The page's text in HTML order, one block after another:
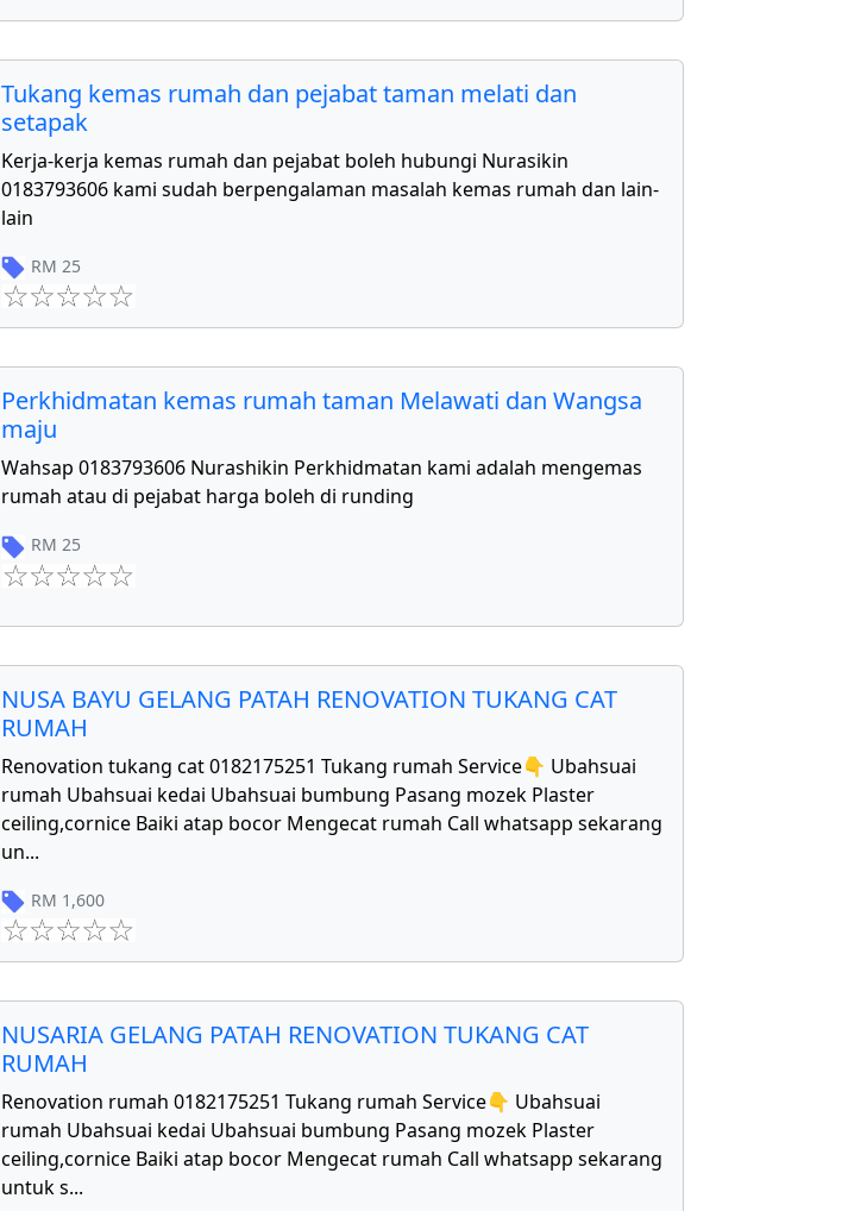
Tukang kemas rumah dan pejabat taman melati dan
setapak
Kerja-kerja kemas rumah dan pejabat boleh hubungi Nurasikin
0183793606 kami sudah berpengalaman masalah kemas rumah dan lain-
lain
RM 25
Perkhidmatan kemas rumah taman Melawati dan Wangsa
maju
Wahsap 0183793606 Nurashikin Perkhidmatan kami adalah mengemas
rumah atau di pejabat harga boleh di runding
RM 25
NUSA BAYU GELANG PATAH RENOVATION TUKANG CAT
RUMAH
Renovation tukang cat 0182175251 Tukang rumah Service👇 Ubahsuai
rumah Ubahsuai kedai Ubahsuai bumbung Pasang mozek Plaster
ceiling,cornice Baiki atap bocor Mengecat rumah Call whatsapp sekarang
un...
RM 1,600
NUSARIA GELANG PATAH RENOVATION TUKANG CAT
RUMAH
Renovation rumah 0182175251 Tukang rumah Service👇 Ubahsuai
rumah Ubahsuai kedai Ubahsuai bumbung Pasang mozek Plaster
ceiling,cornice Baiki atap bocor Mengecat rumah Call whatsapp sekarang
untuk s...